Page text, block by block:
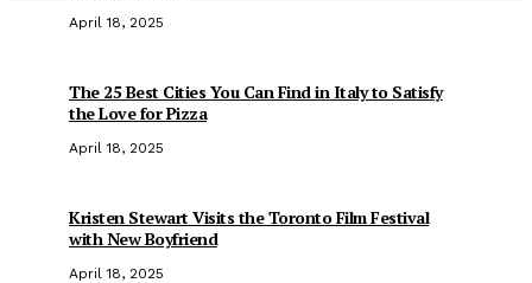
April 18, 2025
The 25 Best Cities You Can Find in Italy to Satisfy
the Love for Pizza
April 18, 2025
Kristen Stewart Visits the Toronto Film Festival
with New Boyfriend
April 18, 2025